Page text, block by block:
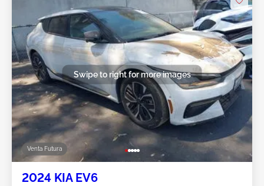
Venta Futura
Swipe to right for more images
2024 KIA EV6